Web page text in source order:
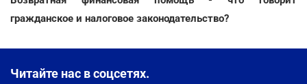
гражданское и налоговое законодательство?
Читайте нас в соцсетях.